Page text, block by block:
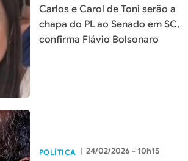
Carlos e Carol de Toni serão a
chapa do PL ao Senado em SC,
confirma Flávio Bolsonaro
POLÍTICA | 24/02/2026 - 10h15